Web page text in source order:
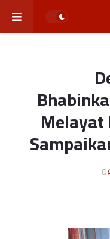
Melayat
0